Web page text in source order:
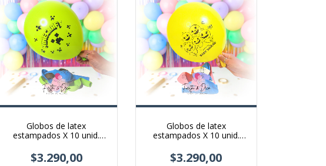
Globos de latex
estampados X 10 unid.
$3.290,00
Globos de latex
estampados X 10 unid.
$3.290,00